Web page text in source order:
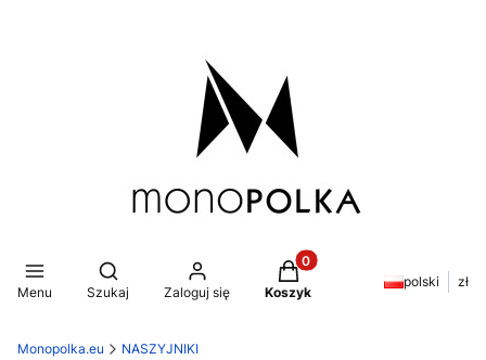
Menu
Otwórz wyszukiwarkę
Szukaj Zaloguj się
Produkty w koszyku: 0.
Koszyk
polski zł
Monopolka.eu NASZYJNIKI